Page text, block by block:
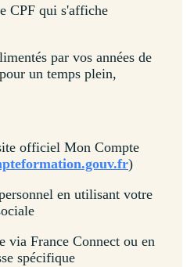
CPF qui s'affiche
par vos années de
un temps plein,
officiel Mon Compte
)
en utilisant votre
via France Connect ou en
spécifique